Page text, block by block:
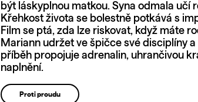
být láskyplnou matkou. Syna odmala
Křehkost života se bolestně potkává s
Film se ptá, zda lze riskovat, když máte
Mariann udržet ve špičce své disciplíny
příběh propojuje adrenalin, uhrančivou
naplnění.
Proti proudu